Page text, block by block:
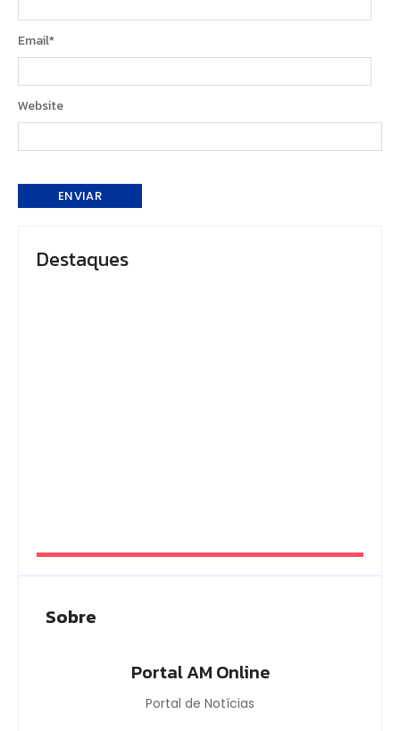
Email*
Website
Destaques
Sobre
Portal AM Online
Portal de Notícias